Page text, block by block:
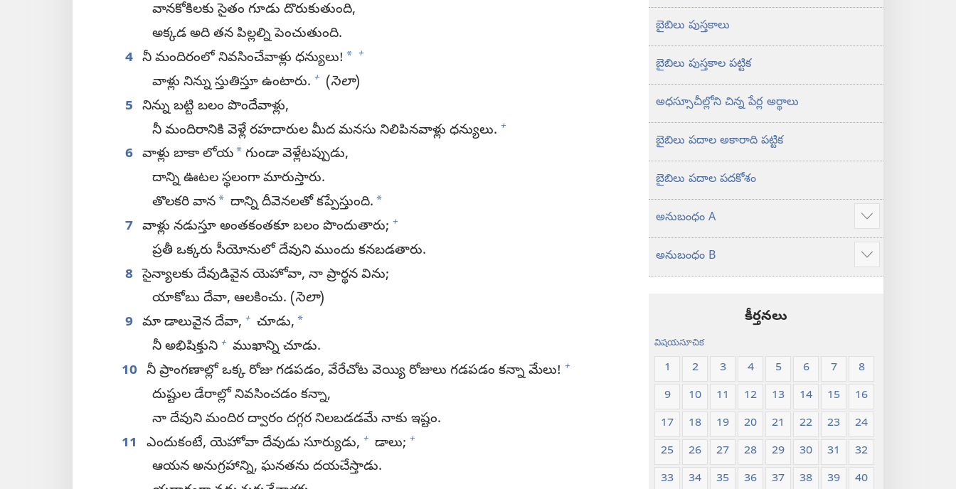
వానకోకిలకు సైతం గూడు దొరుకుతుంది,
అక్కడ అది తన పిల్లల్ని పెంచుతుంది.
4 నీ మందిరంలో నివసించేవాళ్లు ధన్యులు! * +
వాళ్లు నిన్ను స్తుతిస్తూ ఉంటారు. + (సెలా)
5 నిన్ను బట్టి బలం పొందేవాళ్లు,
నీ మందిరానికి వెళ్లే రహదారుల మీద మనసు నిలిపినవాళ్లు ధన్యులు. +
6 వాళ్లు బాకా లోయ*గుండా వెళ్లేటప్పుడు,
దాన్ని ఊటల స్థలంగా మారుస్తారు.
తొలకరి వాన* దాన్ని దీవెనలతో కప్పేస్తుంది. *
7 వాళ్లు నడుస్తూ అంతకంతకూ బలం పొందుతారు; +
ప్రతీ ఒక్కరు సీయోనులో దేవుని ముందు కనబడతారు.
8 సైన్యాలకు దేవుడివైన యెహోవా, నా ప్రార్థన విను;
యాకోబు దేవా, ఆలకించు. (సెలా)
9 మా డాలువైన దేవా, + చూడు, *
నీ అభిషిక్తుని + ముఖాన్ని చూడు.
10 నీ ప్రాంగణాల్లో ఒక్క రోజు గడపడం, వేరేచోట వెయ్యి రోజులు గడపడం కన్నా మేలు! +
దుష్టుల డేరాల్లో నివసించడం కన్నా,
నా దేవుని మందిర ద్వారం దగ్గర నిలబడడమే నాకు ఇష్టం.
11
ఎందుకంటే, యెహోవా దేవుడు సూర్యుడు, + డాలు; +
ఆయన అనుగ్రహాన్ని, ఘనతను దయచేస్తాడు.
బైబిలు పుస్తకాలు
బైబిలు పుస్తకాల పట్టిక
అధస్సూచీల్లోని చిన్న పేర్ల అర్థాలు
బైబిలు పదాల అకారాది పట్టిక
బైబిలు పదాల పదకోశం
అనుబంధం A
ఎక్కువ
చూపించు
అనుబంధం B
ఎక్కువ
చూపించు
కీర్తనలు
విషయసూచిక
1 2 3 4 5 6 7
8
9
10 11 12 13 14 15
16
17
18 19 20 21 22 23
24
25
26 27 28 29 30 31
32
33
34 35 36 37 38 39
40